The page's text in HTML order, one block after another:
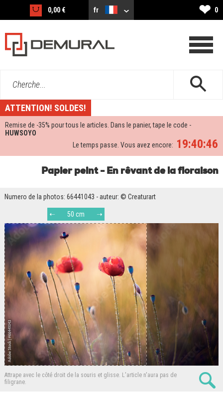
0,00 € fr ❤ 0
Cherche...
ATTENTION! SOLDES!
Remise de -35% pour tous le articles. Dans le panier, tape le code -
HUWSOYO
19:40:45
Le temps passe. Vous avez encore:
Papier peint - En rêvant de la floraison
Numero de la photos: 66441043 - auteur: © Creaturart
50 cm
Attrape avec le côté droit de la souris et glisse. L'article n'aura pas de
filigrane.